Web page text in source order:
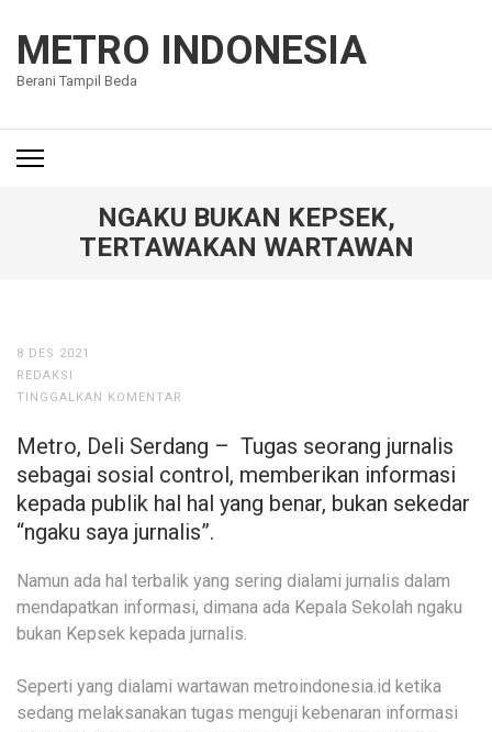
konten
(Tekan
METRO INDONESIA
Berani Tampil Beda
NGAKU BUKAN KEPSEK,
TERTAWAKAN WARTAWAN
8 DES 2021
REDAKSI
TINGGALKAN KOMENTAR
Metro, Deli Serdang – Tugas seorang jurnalis
sebagai sosial control, memberikan informasi
kepada publik hal hal yang benar, bukan sekedar
“ngaku saya jurnalis”.
Namun ada hal terbalik yang sering dialami jurnalis dalam
mendapatkan informasi, dimana ada Kepala Sekolah ngaku
bukan Kepsek kepada jurnalis.
Seperti yang dialami wartawan metroindonesia.id ketika
sedang melaksanakan tugas menguji kebenaran informasi